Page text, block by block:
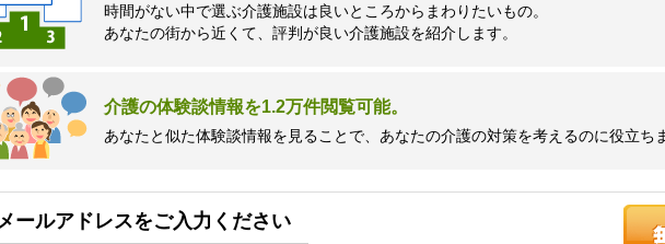
時間がない中で選ぶ介護施設は良いところからまわりたいもの。
あなたの街から近くて、評判が良い介護施設を紹介します。
介護の体験談情報を1.2万件閲覧可能。
あなたと似た体験談情報を見ることで、あなたの介護の対策を考えるのに役立ち
メールアドレスをご入力ください